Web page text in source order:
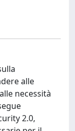
alle
necessità
2.0,